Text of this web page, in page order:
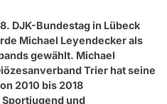
DJK-Bundestag in Lübeck
Michael Leyendecker als
gewählt. Michael
Trier hat seine
2010 bis 2018
und